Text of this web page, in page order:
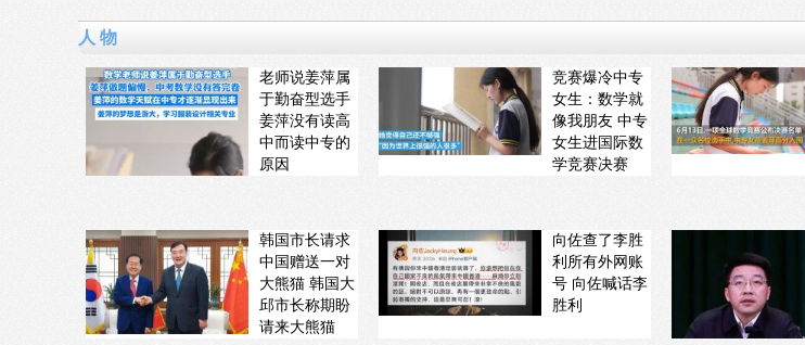
人 物
老师说姜萍属
于勤奋型选手
姜萍没有读高
中而读中专的
原因
竞赛爆冷中专
女生：数学就
像我朋友 中专
女生进国际数
学竞赛决赛
韩国市长请求
中国赠送一对
大熊猫 韩国大
邱市长称期盼
请来大熊猫
向佐查了李胜
利所有外网账
号 向佐喊话李
胜利